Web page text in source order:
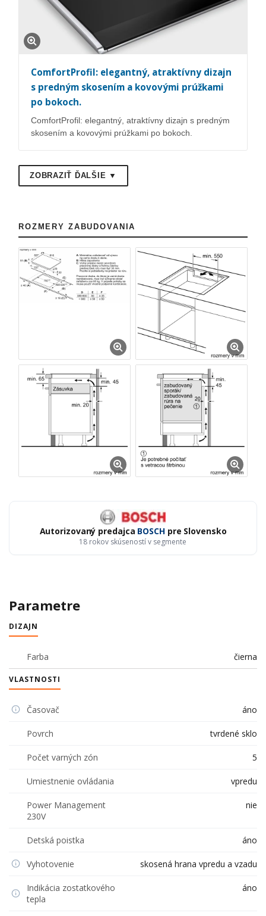
ComfortProfil: elegantný, atraktívny dizajn
s predným skosením a kovovými prúžkami
po bokoch.
ComfortProfil: elegantný, atraktívny dizajn s predným
skosením a kovovými prúžkami po bokoch.
ZOBRAZIŤ ĎALŠIE ▼
ROZMERY ZABUDOVANIA
Autorizovaný predajca BOSCHpre Slovensko
18 rokov skúseností v segmente
Parametre
DIZAJN
Farba čierna
VLASTNOSTI
Časovač áno
Povrch tvrdené sklo
Počet varných zón 5
Umiestnenie ovládania vpredu
Power Management
230V
nie
Detská poistka áno
Vyhotovenie skosená hrana vpredu a vzadu
Indikácia zostatkového
tepla
áno